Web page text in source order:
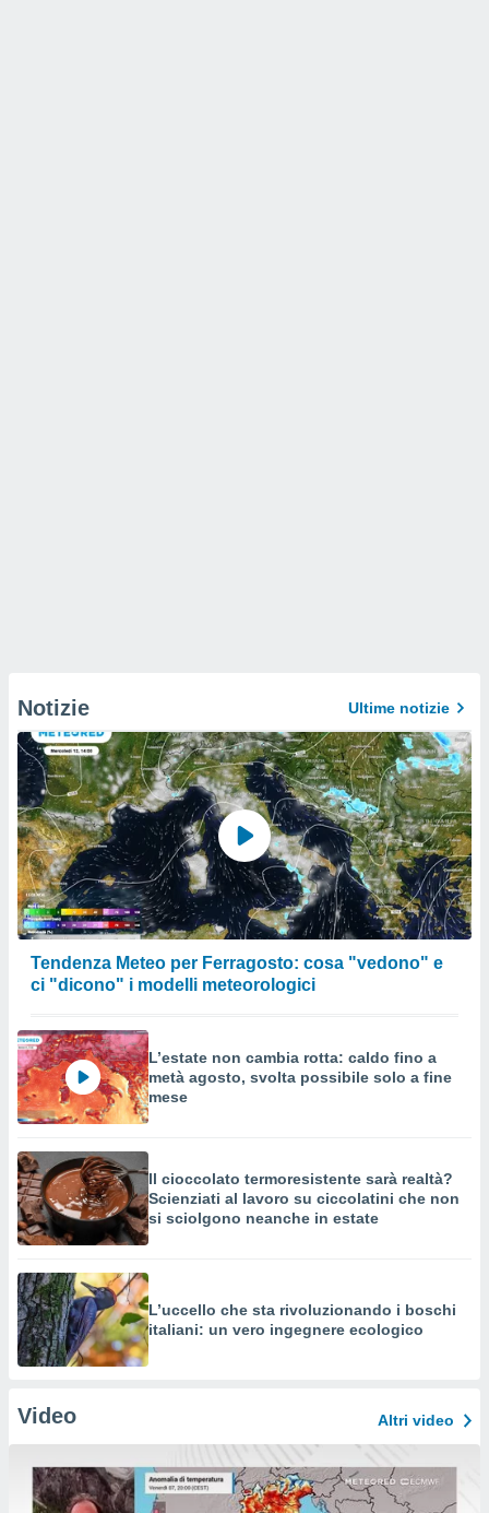
Notizie Ultime notizie
Tendenza Meteo per Ferragosto: cosa "vedono" e
ci "dicono" i modelli meteorologici
L’estate non cambia rotta: caldo fino a
metà agosto, svolta possibile solo a fine
mese
Il cioccolato termoresistente sarà realtà?
Scienziati al lavoro su ciccolatini che non
si sciolgono neanche in estate
L’uccello che sta rivoluzionando i boschi
italiani: un vero ingegnere ecologico
Video Altri video